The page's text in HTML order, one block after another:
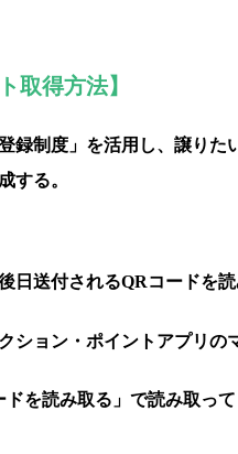
取得方法】
録制度」を活用し、譲りた
する。
日送付されるQRコード
クション・ポイントアプリ
を読み取る」で読み取って